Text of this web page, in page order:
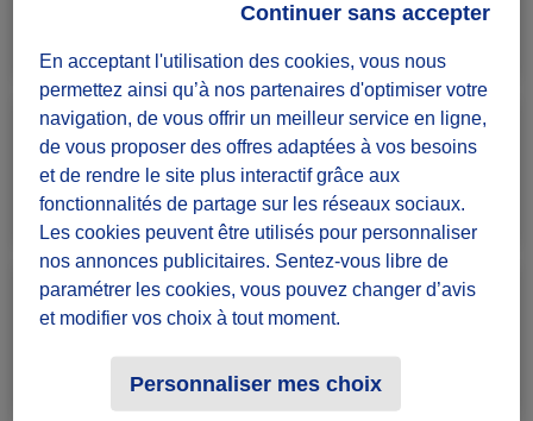
Agir pour la jeunesse
ghyslaine P.
Agir pour la jeunesse
achraf A.
Agir pour la jeunesse
En acceptant l'utilisation des cookies, vous nous
permettez ainsi qu’à nos partenaires d'optimiser votre
navigation, de vous offrir un meilleur service en ligne,
de vous proposer des offres adaptées à vos besoins
et de rendre le site plus interactif grâce aux
fonctionnalités de partage sur les réseaux sociaux.
Les cookies peuvent être utilisés pour personnaliser
nos annonces publicitaires. Sentez-vous libre de
paramétrer les cookies, vous pouvez changer d’avis
et modifier vos choix à tout moment.
Personnaliser mes choix
Continuer sans accepter